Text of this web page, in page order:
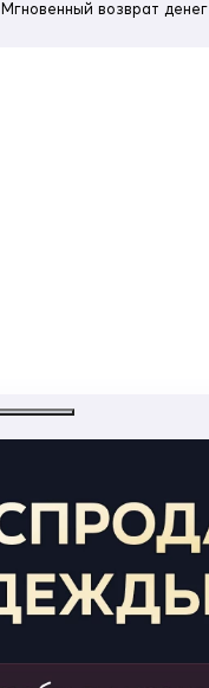
Мгновенный возврат денег